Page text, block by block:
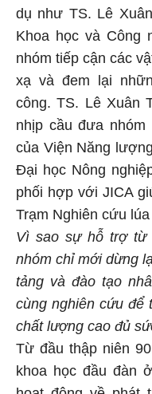
dụ như TS. Lê
Khoa học và Công
nhóm tiếp cận các
xạ và đem lại
công. TS. Lê Xuân
nhịp cầu đưa
của Viện Năng
Đại học Nông
phối hợp với JICA
Trạm Nghiên cứu
Vì sao sự hỗ trợ từ
nhóm chỉ mới dừng
tảng và đào tạo
cùng nghiên cứu để
chất lượng cao đủ
Từ đầu thập niên
khoa học đầu đàn